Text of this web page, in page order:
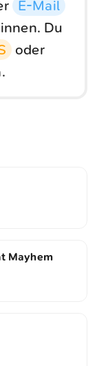
E-Mail
Du
oder
Mayhem